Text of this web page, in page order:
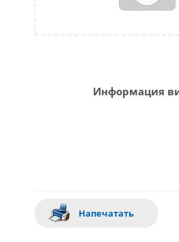
Информация
Напечатать